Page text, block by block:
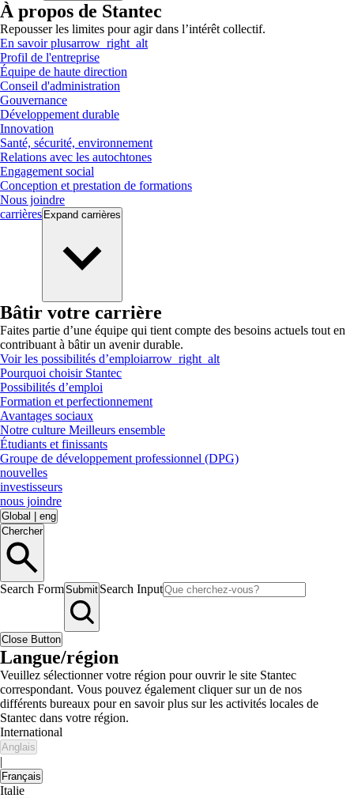
À propos de Stantec
Repousser les limites pour agir dans l’intérêt collectif.
En savoir plusarrow_right_alt
Profil de l'entreprise
Équipe de haute direction
Conseil d'administration
Gouvernance
Développement durable
Innovation
Santé, sécurité, environnement
Relations avec les autochtones
Engagement social
Conception et prestation de formations
Nous joindre
carrières Expand carrières
Bâtir votre carrière
Faites partie d’une équipe qui tient compte des besoins actuels tout en
contribuant à bâtir un avenir durable.
Voir les possibilités d’emploiarrow_right_alt
Pourquoi choisir Stantec
Possibilités d’emploi
Formation et perfectionnement
Avantages sociaux
Notre culture Meilleurs ensemble
Étudiants et finissants
Groupe de développement professionnel (DPG)
nouvelles
investisseurs
nous joindre
Global
eng
Chercher
Search FormSubmit Search Input
Close Button
Langue/région
Veuillez sélectionner votre région pour ouvrir le site Stantec
correspondant. Vous pouvez également cliquer sur un de nos
différents bureaux pour en savoir plus sur les activités locales de
Stantec dans votre région.
International
Anglais
|
Français
Italie